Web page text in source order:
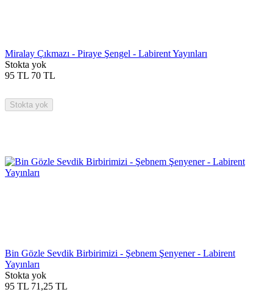
Miralay Çıkmazı - Piraye Şengel - Labirent Yayınları
Stokta yok
95 TL 70 TL
Stokta yok
Bin Gözle Sevdik Birbirimizi - Şebnem Şenyener - Labirent
Yayınları
Stokta yok
95 TL 71,25 TL